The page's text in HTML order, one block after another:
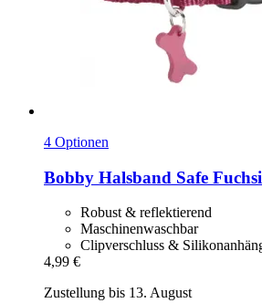
4 Optionen
Bobby Halsband Safe
Robust & reflektierend
Maschinenwaschbar
Clipverschluss &
4,99 €
Zustellung bis 13. August